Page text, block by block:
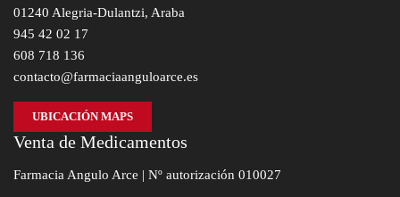
01240 Alegria-Dulantzi, Araba
945 42 02 17
608 718 136
contacto@farmaciaanguloarce.es
UBICACIÓN MAPS
Venta de Medicamentos
Farmacia Angulo Arce | Nº autorización 010027